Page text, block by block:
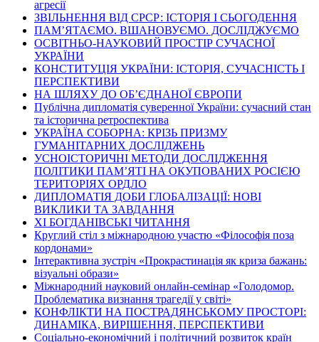
агресії
ЗВІЛЬНЕННЯ ВІД СРСР: ІСТОРІЯ І СЬОГОДЕННЯ
ПАМ’ЯТАЄМО. ВШАНОВУЄМО. ДОСЛІДЖУЄМО
ОСВІТНЬО-НАУКОВИЙ ПРОСТІР СУЧАСНОЇ
УКРАЇНИ
КОНСТИТУЦІЯ УКРАЇНИ: ІСТОРІЯ, СУЧАСНІСТЬ І
ПЕРСПЕКТИВИ
НА ШЛЯХУ ДО ОБ’ЄДНАНОЇ ЄВРОПИ
Публічна дипломатія суверенної України: сучасний стан
та історична ретроспектива
УКРАЇНА СОБОРНА: КРІЗЬ ПРИЗМУ
ГУМАНІТАРНИХ ДОСЛІДЖЕНЬ
УСНОІСТОРИЧНІ МЕТОДИ ДОСЛІДЖЕННЯ
ПОЛІТИКИ ПАМ’ЯТІ НА ОКУПОВАНИХ РОСІЄЮ
ТЕРИТОРІЯХ ОРДЛО
ДИПЛОМАТІЯ ДОБИ ГЛОБАЛІЗАЦІЇ: НОВІ
ВИКЛИКИ ТА ЗАВДАННЯ
ХІ БОГДАНІВСЬКІ ЧИТАННЯ
Круглий стіл з міжнародною участю «Філософія поза
кордонами»
Інтерактивна зустріч «Прокрастинація як криза бажань:
візуальні образи»
Міжнародний науковий онлайн-семінар «Голодомор.
Проблематика визнання трагедії у світі»
КОНФЛІКТИ НА ПОСТРАДЯНСЬКОМУ ПРОСТОРІ:
ДИНАМІКА, ВИРІШЕННЯ, ПЕРСПЕКТИВИ
Соціально-економічний і політичний розвиток країн